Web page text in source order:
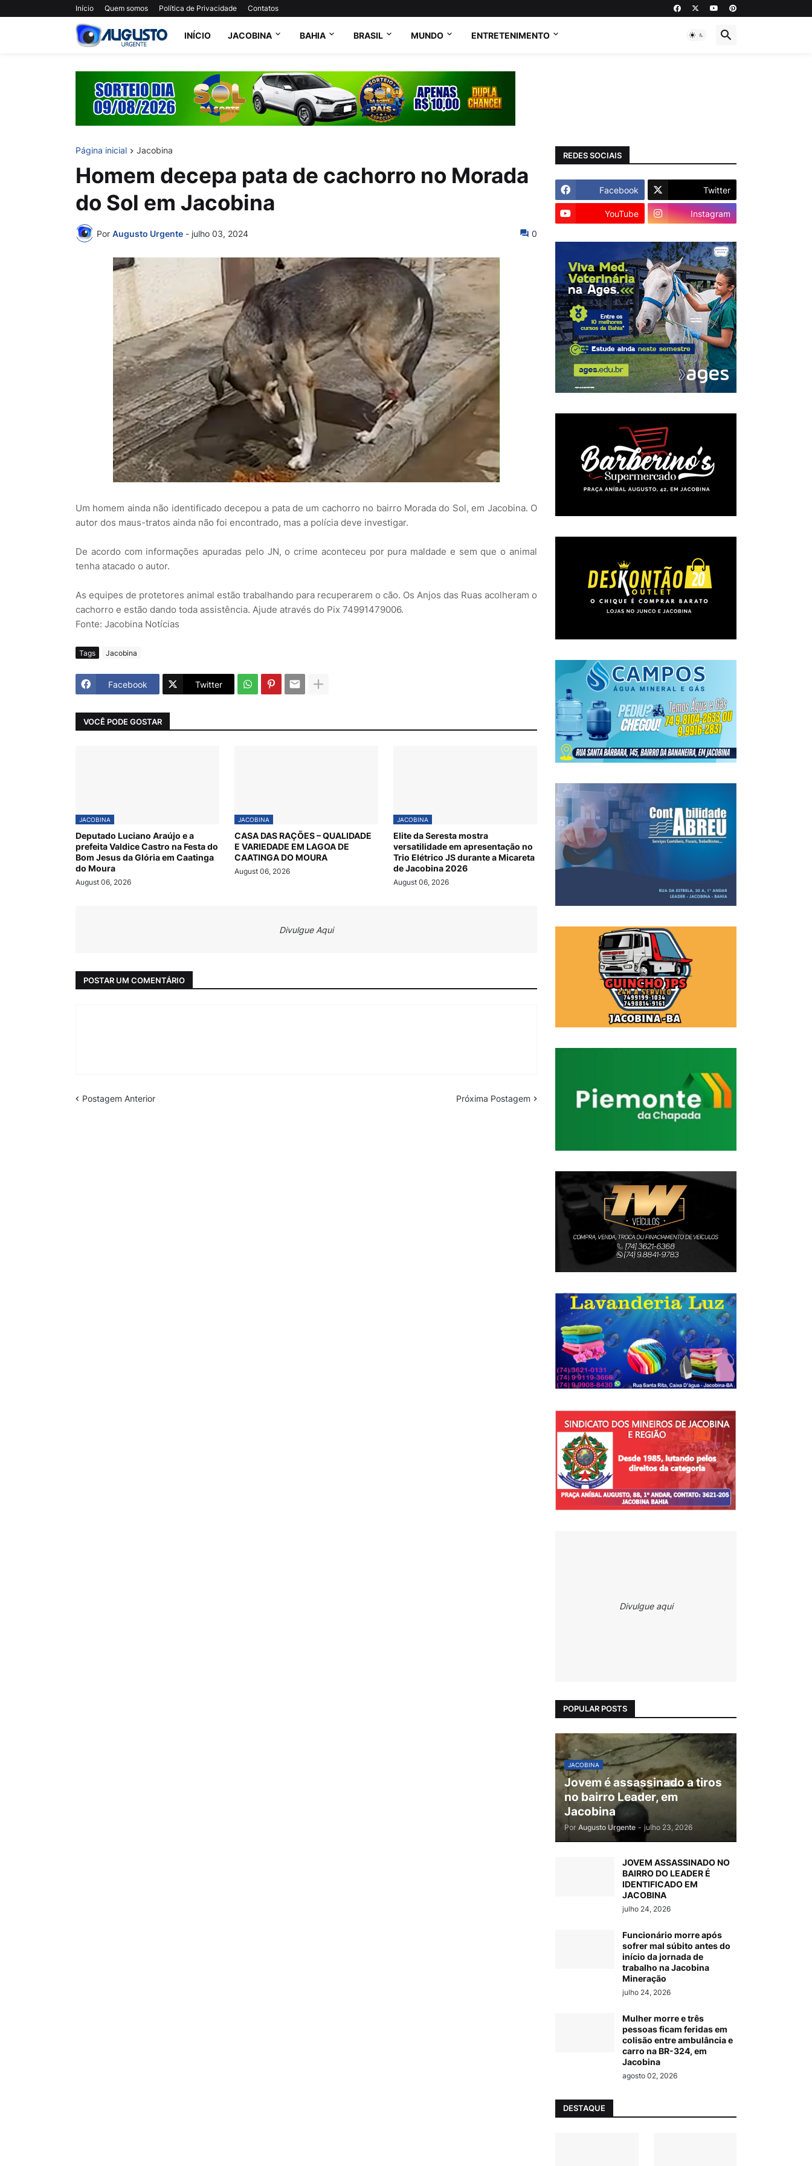
Início Quem somos Política de Privacidade Contatos
INÍCIO JACOBINA BAHIA BRASIL MUNDO ENTRETENIMENTO
Página inicial Jacobina
Homem decepa pata de cachorro no Morada
do Sol em Jacobina
Por Augusto Urgente - julho 03, 2024 0
Um homem ainda não identificado decepou a pata de um cachorro no bairro Morada do Sol, em Jacobina. O
autor dos maus-tratos ainda não foi encontrado, mas a polícia deve investigar.
De acordo com informações apuradas pelo JN, o crime aconteceu por pura maldade e sem que o animal
tenha atacado o autor.
As equipes de protetores animal estão trabalhando para recuperarem o cão. Os Anjos das Ruas acolheram o
cachorro e estão dando toda assistência. Ajude através do Pix 74991479006.
Fonte: Jacobina Notícias
Tags Jacobina
Facebook Twitter
VOCÊ PODE GOSTAR
JACOBINA
Deputado Luciano Araújo e a
prefeita Valdice Castro na Festa do
Bom Jesus da Glória em Caatinga
do Moura
August 06, 2026
JACOBINA
CASA DAS RAÇÕES – QUALIDADE
E VARIEDADE EM LAGOA DE
CAATINGA DO MOURA
August 06, 2026
JACOBINA
Elite da Seresta mostra
versatilidade em apresentação no
Trio Elétrico JS durante a Micareta
de Jacobina 2026
August 06, 2026
Divulgue Aqui
POSTAR UM COMENTÁRIO
Postagem Anterior Próxima Postagem
REDES SOCIAIS
Facebook Twitter
YouTube Instagram
Divulgue aqui
POPULAR POSTS
JACOBINA
Jovem é assassinado a tiros
no bairro Leader, em
Jacobina
Por Augusto Urgente - julho 23, 2026
JOVEM ASSASSINADO NO
BAIRRO DO LEADER É
IDENTIFICADO EM
JACOBINA
julho 24, 2026
Funcionário morre após
sofrer mal súbito antes do
início da jornada de
trabalho na Jacobina
Mineração
julho 24, 2026
Mulher morre e três
pessoas ficam feridas em
colisão entre ambulância e
carro na BR-324, em
Jacobina
agosto 02, 2026
DESTAQUE